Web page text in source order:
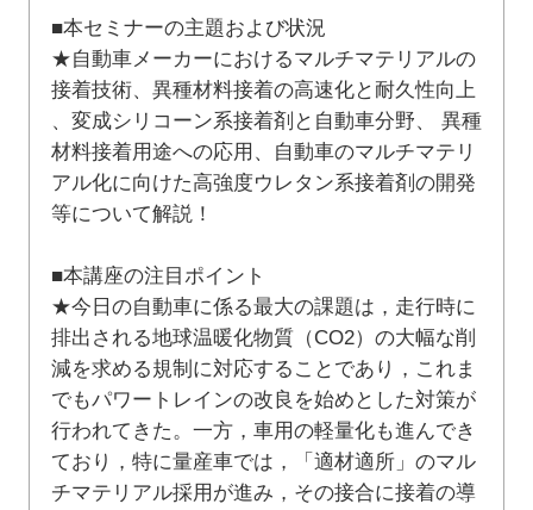
■本セミナーの主題および状況
★自動車メーカーにおけるマルチマテリアルの
接着技術、異種材料接着の高速化と耐久性向上
、変成シリコーン系接着剤と自動車分野、 異種
材料接着用途への応用、自動車のマルチマテリ
アル化に向けた高強度ウレタン系接着剤の開発
等について解説！
■本講座の注目ポイント
★今日の自動車に係る最大の課題は，走行時に
排出される地球温暖化物質（CO2）の大幅な削
減を求める規制に対応することであり，これま
でもパワートレインの改良を始めとした対策が
行われてきた。一方，車用の軽量化も進んでき
ており，特に量産車では，「適材適所」のマル
チマテリアル採用が進み，その接合に接着の導